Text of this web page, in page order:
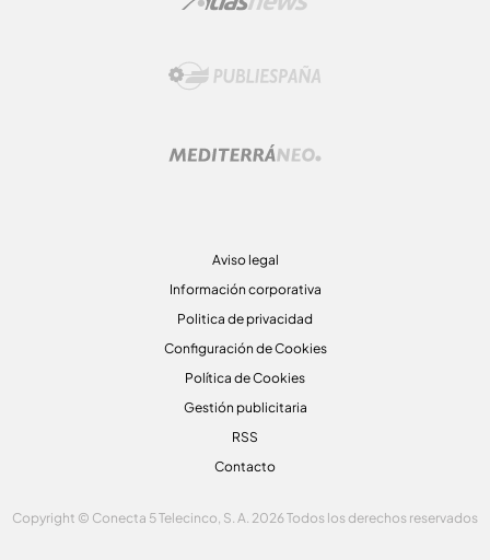
Aviso legal
Información corporativa
Politica de privacidad
Configuración de Cookies
Política de Cookies
Gestión publicitaria
RSS
Contacto
Copyright © Conecta 5 Telecinco, S. A. 2026 Todos los derechos reservados